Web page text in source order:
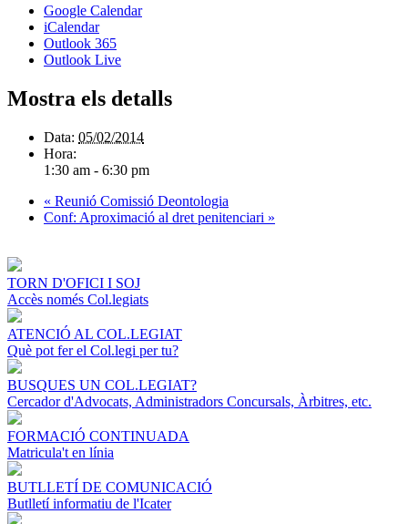
Google Calendar
iCalendar
Outlook 365
Outlook Live
Mostra els detalls
Data: 05/02/2014
Hora:
1:30 am - 6:30 pm
« Reunió Comissió Deontologia
Conf: Aproximació al dret penitenciari »
TORN D'OFICI I SOJ
Accès només Col.legiats
ATENCIÓ AL COL.LEGIAT
Què pot fer el Col.legi per tu?
BUSQUES UN COL.LEGIAT?
Cercador d'Advocats, Administradors Concursals, Àrbitres, etc.
FORMACIÓ CONTINUADA
Matricula't en línia
BUTLLETÍ DE COMUNICACIÓ
Butlletí informatiu de l'Icater